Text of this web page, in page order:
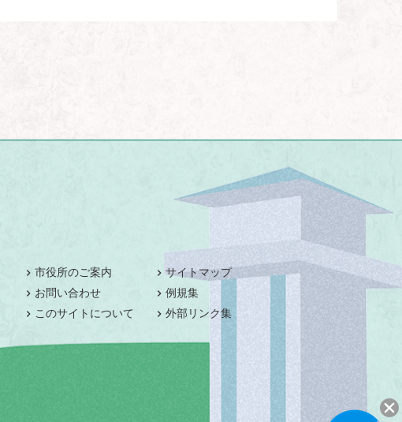
市役所のご案内
サイトマップ
お問い合わせ
例規集
このサイトについて
外部リンク集